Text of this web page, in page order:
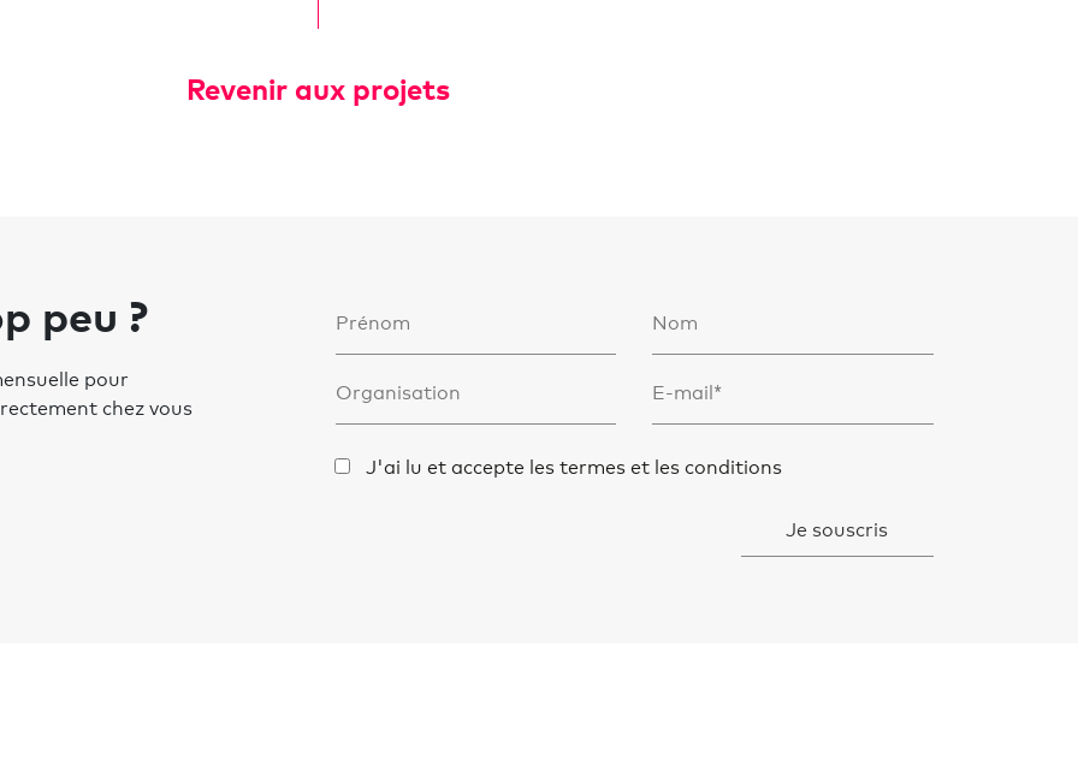
Revenir aux projets
peu ?
pour
chez vous
J'ai lu et accepte les termes et les conditions